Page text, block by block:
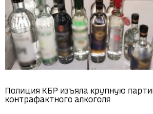
Полиция КБР изъяла крупную
контрафактного алкоголя